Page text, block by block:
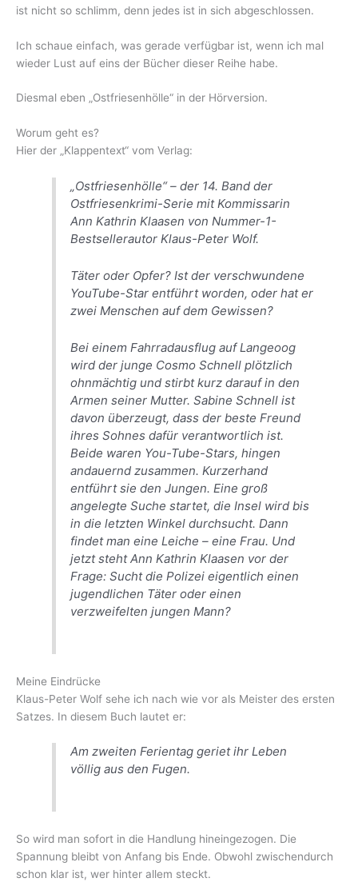
ist nicht so schlimm, denn jedes ist in sich abgeschlossen.
Ich schaue einfach, was gerade verfügbar ist, wenn ich mal
wieder Lust auf eins der Bücher dieser Reihe habe.
Diesmal eben „Ostfriesenhölle“ in der Hörversion.
Worum geht es?
Hier der „Klappentext“ vom Verlag:
„Ostfriesenhölle“ – der 14. Band der
Ostfriesenkrimi-Serie mit Kommissarin
Ann Kathrin Klaasen von Nummer-1-
Bestsellerautor Klaus-Peter Wolf.
Täter oder Opfer? Ist der verschwundene
YouTube-Star entführt worden, oder hat er
zwei Menschen auf dem Gewissen?
Bei einem Fahrradausflug auf Langeoog
wird der junge Cosmo Schnell plötzlich
ohnmächtig und stirbt kurz darauf in den
Armen seiner Mutter. Sabine Schnell ist
davon überzeugt, dass der beste Freund
ihres Sohnes dafür verantwortlich ist.
Beide waren You-Tube-Stars, hingen
andauernd zusammen. Kurzerhand
entführt sie den Jungen. Eine groß
angelegte Suche startet, die Insel wird bis
in die letzten Winkel durchsucht. Dann
findet man eine Leiche – eine Frau. Und
jetzt steht Ann Kathrin Klaasen vor der
Frage: Sucht die Polizei eigentlich einen
jugendlichen Täter oder einen
verzweifelten jungen Mann?
Meine Eindrücke
Klaus-Peter Wolf sehe ich nach wie vor als Meister des ersten
Satzes. In diesem Buch lautet er:
Am zweiten Ferientag geriet ihr Leben
völlig aus den Fugen.
So wird man sofort in die Handlung hineingezogen. Die
Spannung bleibt von Anfang bis Ende. Obwohl zwischendurch
schon klar ist, wer hinter allem steckt.